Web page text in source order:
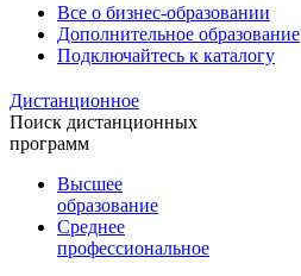
Все о бизнес-образовании
Дополнительное образование
Подключайтесь к каталогу
Дистанционное
Поиск дистанционных
программ
Высшее
образование
Среднее
профессиональное